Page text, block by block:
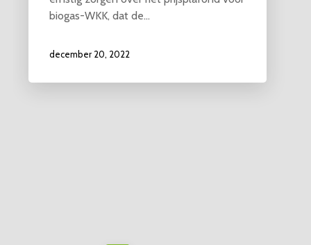
biogas-WKK, dat de…
december 20, 2022